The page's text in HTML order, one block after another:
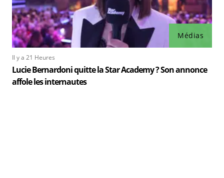
Médias
Il y a 21 Heures
Lucie Bernardoni quitte la Star Academy ? Son annonce
affole les internautes